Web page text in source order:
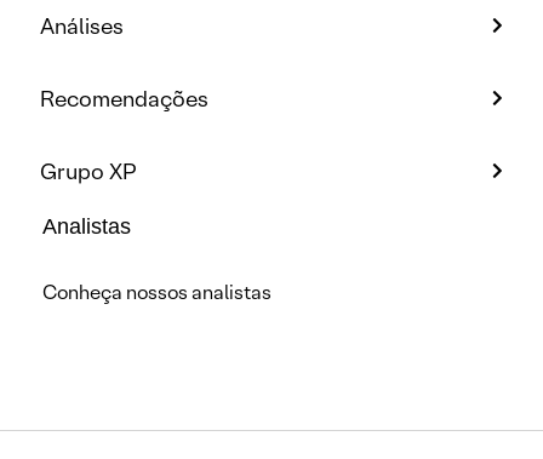
Análises
Recomendações
Grupo XP
Analistas
Conheça nossos analistas